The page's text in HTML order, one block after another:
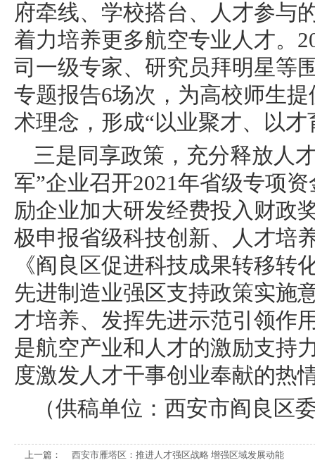
府牵线、学校搭台、人才参与
着力培养更多航空专业人才。
司一级专家、研究员拜明星等
专题报告6场次，为高校师生
术理念，形成“以业聚才、以
三是同享政策，充分释放人
军”企业召开2021年省级专项
励企业加大研发经费投入财政
极申报省级科技创新、人才培
《阎良区促进科技成果转移
先进制造业强区支持政策实施
才培养、发挥先进示范引领作
是航空产业和人才的激励支持
度激发人才干事创业奉献的热
（供稿单位：西安市阎良区
上一篇： 西安市雁塔区：推进人才强区战略 增强区域发展动能